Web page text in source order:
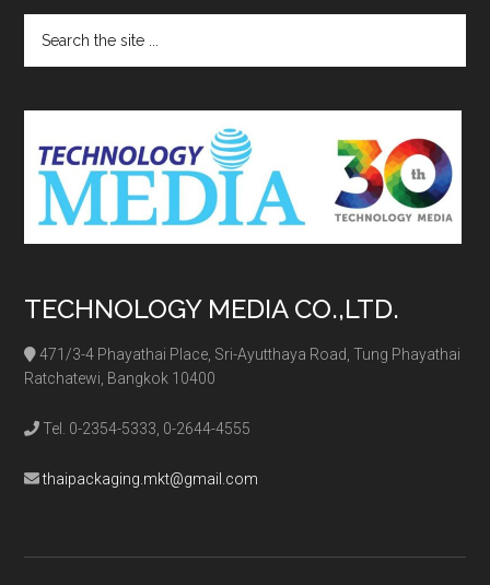
the
site
TECHNOLOGY MEDIA CO.,LTD.
471/3-4 Phayathai Place, Sri-Ayutthaya Road, Tung Phayathai
Ratchatewi, Bangkok 10400
Tel. 0-2354-5333, 0-2644-4555
thaipackaging.mkt@gmail.com